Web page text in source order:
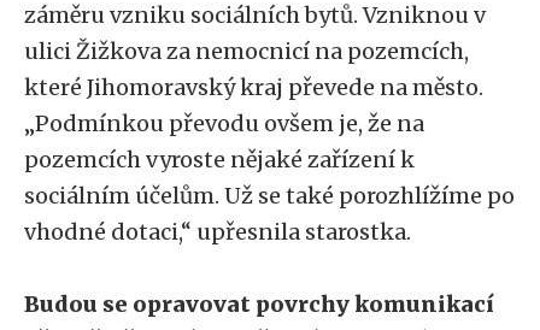
záměru vzniku sociálních bytů. Vzniknou v
ulici Žižkova za nemocnicí na pozemcích,
které Jihomoravský kraj převede na město.
„Podmínkou převodu ovšem je, že na
pozemcích vyroste nějaké zařízení k
sociálním účelům. Už se také porozhlížíme po
vhodné dotaci,“ upřesnila starostka.
Budou se opravovat povrchy komunikací